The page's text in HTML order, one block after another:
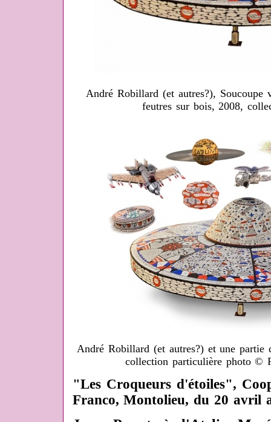
André Robillard (et autres?),
feutres sur bois, 2008,
André Robillard (et autres?) et une partie
collection particulière photo ©
"Les Croqueurs d'étoiles",
Franco, Montolieu, du 20 avril